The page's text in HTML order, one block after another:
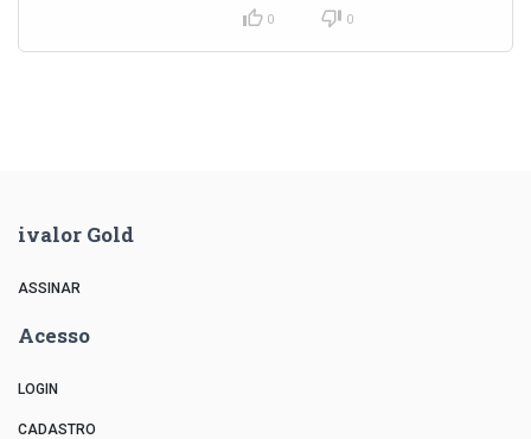
0 0
ivalor Gold
ASSINAR
Acesso
LOGIN
CADASTRO